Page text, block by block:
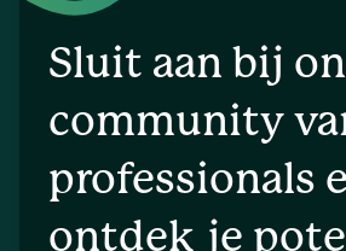
Sluit aan bij
community
professionals
ontdek je